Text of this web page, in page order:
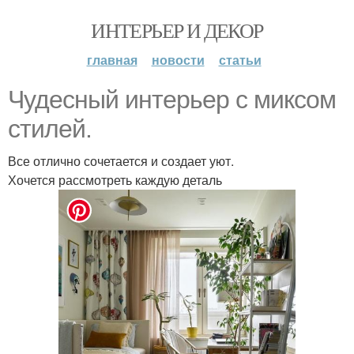
ИНТЕРЬЕР И ДЕКОР
главная новости статьи
Чудесный интерьер с миксом
стилей.
Все отлично сочетается и создает уют.
Хочется рассмотреть каждую деталь